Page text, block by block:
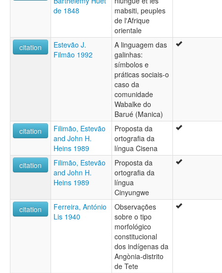
de 1848
mabsiti, peuples
de l'Afrique
orientale
citation
Estevão J.
Filmão 1992
A linguagem das
galinhas:
símbolos e
práticas sociais-o
caso da
comunidade
Wabalke do
Barué (Manica)
citation
Filimão, Estevão
and John H.
Heins 1989
Proposta da
ortografia da
língua Cisena
citation
Filimão, Estevão
and John H.
Heins 1989
Proposta da
ortografia da
língua
Cinyungwe
citation
Ferreira, António
Lis 1940
Observações
sobre o tipo
morfológico
constitucional
dos indígenas da
Angònia-distrito
de Tete